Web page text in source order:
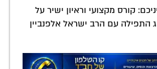
קורס מקצועי וראיון ישיר על
התפילה עם הרב ישראל אלפנביין